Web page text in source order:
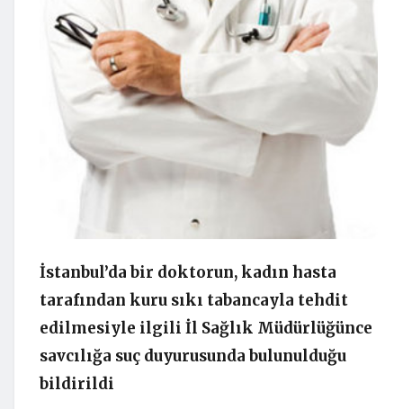
İstanbul’da bir doktorun, kadın hasta
tarafından kuru sıkı tabancayla tehdit
edilmesiyle ilgili İl Sağlık Müdürlüğünce
savcılığa suç duyurusunda bulunulduğu
bildirildi